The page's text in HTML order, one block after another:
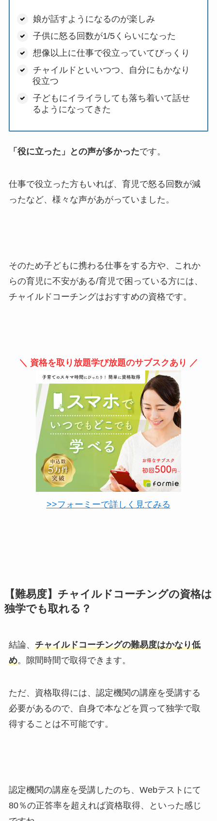
娘が話すようになるのが楽しみ
子供に怒る回数が1/5くらいになった
想像以上に仕事で役立っていてびっくり
チャイルドといいつつ、自分にもかなり
役立つ
子どもにイライラしても落ち着いて話せ
るようになってきた
「役に立った」との声が多かったです。
仕事で役立った方もいれば、育児で怒る回数が減
ったなど、様々な声があがっていました。
そのため子どもに携わる仕事をする方や、これか
らの育児に不安がある/育児で困っている方には、
チャイルドコーチングはおすすめの資格です。
＼ 資格を取り放題学び放題のサブスクあり ／
>>フォーミーで詳しく見てみる
【難易度】チャイルドコーチングの資格は
独学でも取れる？
結論、 チャイルドコーチングの難易度はかなり低
め。隙間時間で取得できます。
ただ、資格取得には、認定機関の講座を受講する
必要があるので、自身で本などを買って独学で取
得することは不可能です。
認定機関の講座を受講したのち、Webテストにて
80％の正答率を超えれば資格取得、といった感じ